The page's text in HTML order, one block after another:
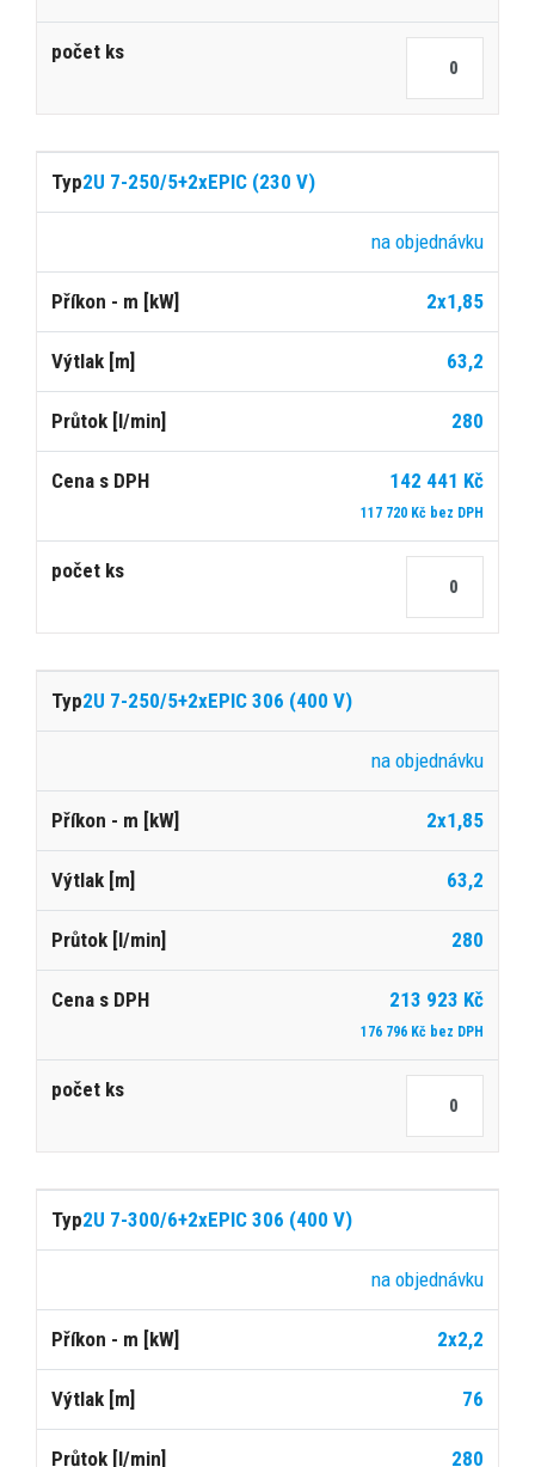
2U 7-250/5+2xEPIC (230 V)
na objednávku
2x1,85
63,2
280
142 441 Kč
117 720 Kč bez DPH
2U 7-250/5+2xEPIC 306 (400 V)
na objednávku
2x1,85
63,2
280
213 923 Kč
176 796 Kč bez DPH
2U 7-300/6+2xEPIC 306 (400 V)
na objednávku
2x2,2
76
280